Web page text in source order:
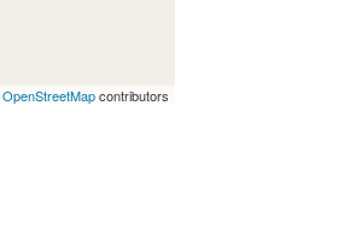
OpenStreetMapcontributors